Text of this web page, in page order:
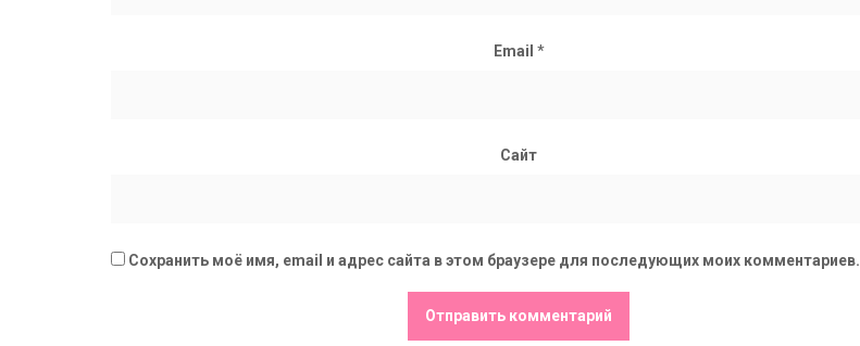
Email *
Сайт
Сохранить моё имя, email и адрес сайта в этом браузере для последующих моих комментариев.